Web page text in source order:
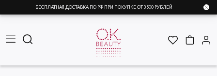
БЕСПЛАТНАЯ ДОСТАВКА ПО РФ ПРИ ПОКУПКЕ ОТ 3500 РУБЛЕЙ